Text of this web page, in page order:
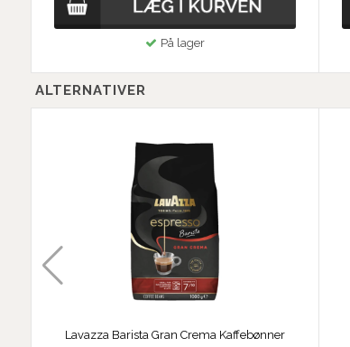
På lager
ALTERNATIVER
Lavazza Barista Gran Crema Kaffebønner